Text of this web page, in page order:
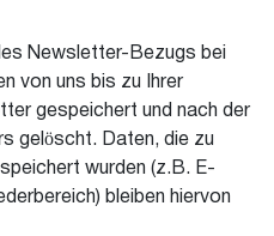
Newsletter-Bezugs bei
von uns bis zu Ihrer
gespeichert und nach der
gelöscht. Daten, die zu
wurden (z.B. E-
bleiben hiervon